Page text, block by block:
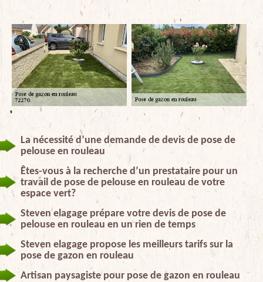
La nécessité d’une demande de devis de pose de
pelouse en rouleau
Êtes-vous à la recherche d’un prestataire pour un
travail de pose de pelouse en rouleau de votre
espace vert?
Steven elagage prépare votre devis de pose de
pelouse en rouleau en un rien de temps
Steven elagage propose les meilleurs tarifs sur la
pose de gazon en rouleau
Artisan paysagiste pour pose de gazon en rouleau